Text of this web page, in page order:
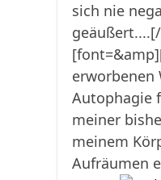
sich nie
erworbenen
Autophagie
meiner
meinem
Aufräumen